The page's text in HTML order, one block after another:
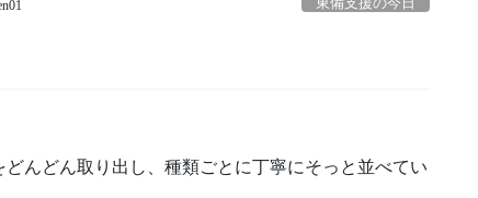
東備支援の今日
んどん取り出し、種類ごとに丁寧にそっと並べてい